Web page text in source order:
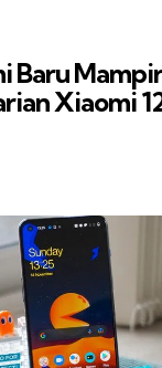
Baru
Xiaomi